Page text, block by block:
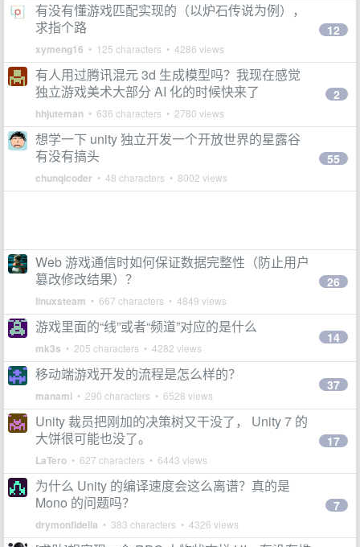
有没有懂游戏匹配实现的（以炉石传说为例），
求指个路
xymeng16 • 125 characters • 4286 views
12
有人用过腾讯混元 3d 生成模型吗？我现在感觉
独立游戏美术大部分 AI 化的时候快来了
hhjuteman • 636 characters • 2780 views
2
想学一下 unity 独立开发一个开放世界的星露谷
有没有搞头
chunqicoder • 48 characters • 8002 views
55
Web 游戏通信时如何保证数据完整性（防止用户
篡改修改结果）？
linuxsteam • 667 characters • 4849 views
26
游戏里面的“线”或者“频道”对应的是什么
mk3s • 205 characters • 4282 views
14
移动端游戏开发的流程是怎么样的？
manami • 290 characters • 6528 views
37
Unity 裁员把刚加的决策树又干没了， Unity 7 的
大饼很可能也没了。
LaTero • 627 characters • 6443 views
17
为什么 Unity 的编译速度会这么离谱？真的是
Mono 的问题吗？
drymonfidelia • 383 characters • 4326 views
7